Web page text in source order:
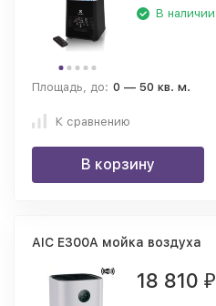
В наличии
Площадь, до: 0 — 50 кв. м.
К сравнению
В корзину
AIC E300A мойка воздуха
18 810 ₽